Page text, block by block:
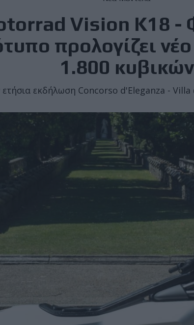
Vision K18 -
προλογίζει
1.800 κυβικών
εκδήλωση Concorso d'Eleganza - Villa